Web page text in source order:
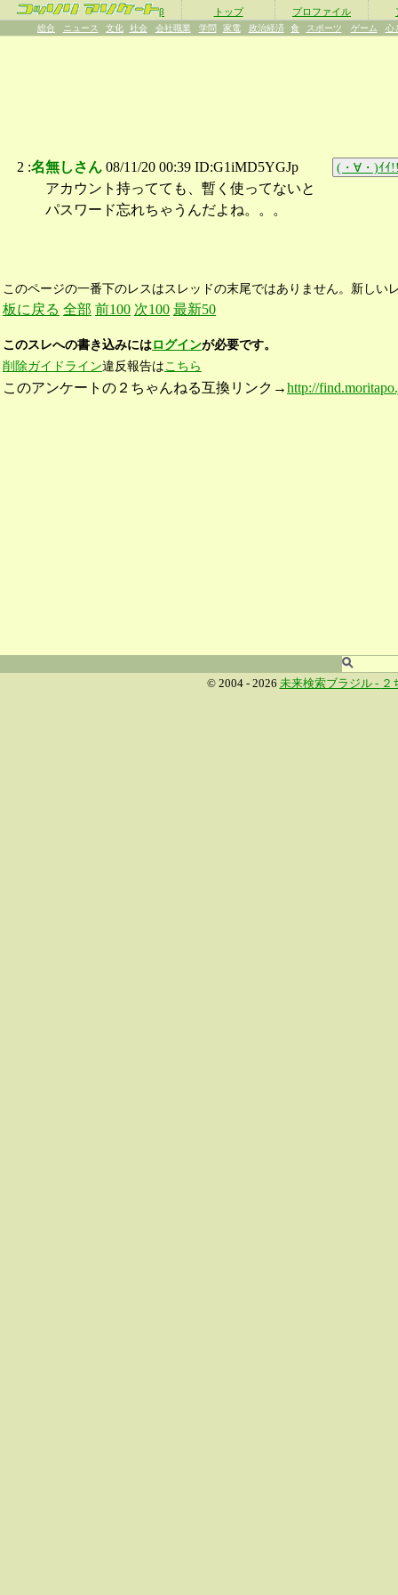
β トップ プロファイル
総合 ニュース 文化 社会 会社職業 学問 家電 政治経済 食 スポーツ ゲーム 心
2 :名無しさん 08/11/20 00:39 ID:G1iMD5YGJp (・∀・)ｲｲ
アカウント持ってても、暫く使ってないと
パスワード忘れちゃうんだよね。。。
このページの一番下のレスはスレッドの末尾ではありません。新し
板に戻る 全部 前100 次100 最新50
このスレへの書き込みにはログインが必要です。
削除ガイドライン違反報告はこちら
このアンケートの２ちゃんねる互換リンク→http://
© 2004 - 2026 未来検索ブラジル - ２